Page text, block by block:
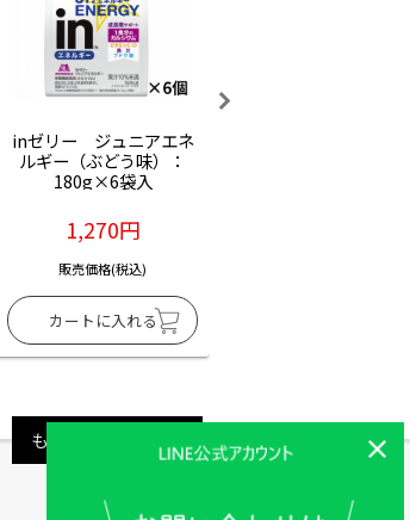
inゼリー　ジュニアエネ
ルギー（ぶどう味）：
180g×6袋入
1,270円
販売価格(税込)
もっと見る